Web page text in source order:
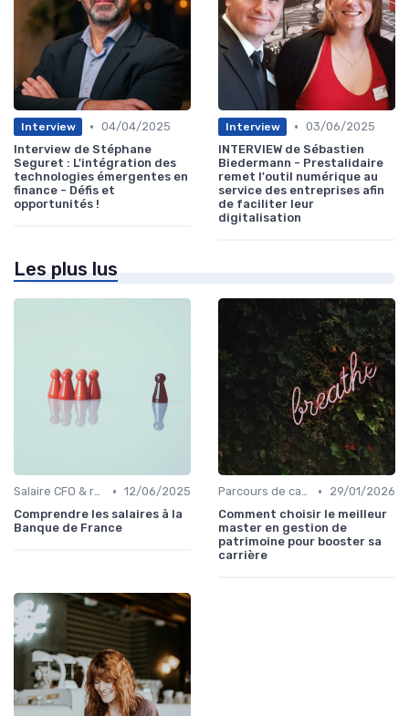
Interview • 04/04/2025
Interview de Stéphane
Seguret : L'intégration des
technologies émergentes en
finance - Défis et
opportunités !
Interview • 03/06/2025
INTERVIEW de Sébastien
Biedermann - Prestalidaire
remet l'outil numérique au
service des entreprises afin
de faciliter leur
digitalisation
Les plus lus
Salaire CFO & rémunération variable • 12/06/2025
Comprendre les salaires à la
Banque de France
Parcours de carrière en finance •
29/01/2026
Comment choisir le meilleur
master en gestion de
patrimoine pour booster sa
carrière